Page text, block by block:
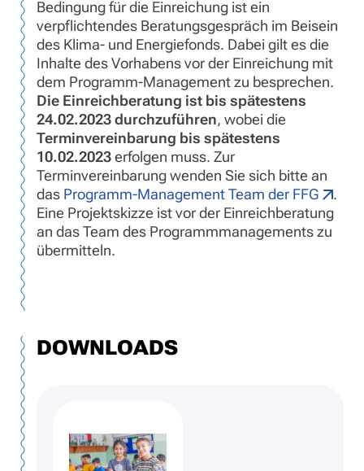
Bedingung für die Einreichung ist ein
verpflichtendes Beratungsgespräch im Beisein
des Klima- und Energiefonds. Dabei gilt es die
Inhalte des Vorhabens vor der Einreichung mit
dem Programm-Management zu besprechen.
Die Einreichberatung ist bis spätestens
24.02.2023 durchzuführen, wobei die
Terminvereinbarung bis spätestens
10.02.2023erfolgen muss. Zur
Terminvereinbarung wenden Sie sich bitte an
das Programm-Management Team der FFG
.
Eine Projektskizze ist vor der Einreichberatung
an das Team des Programmmanagements zu
übermitteln.
DOWNLOADS